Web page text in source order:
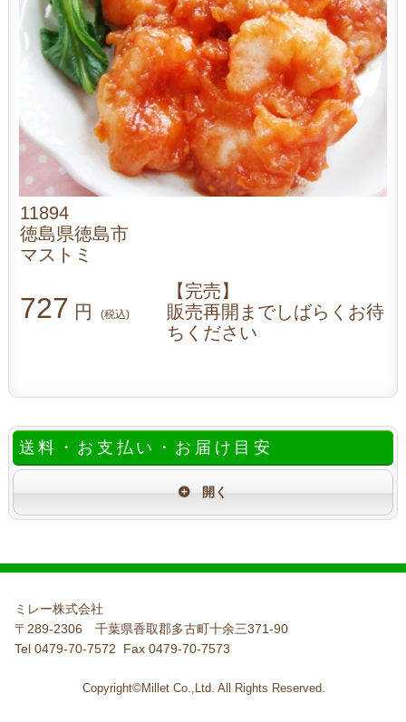
11894
徳島県徳島市
マストミ
727 円 (税込)
【完売】
販売再開までしばらくお待
ちください
送料・お支払い・お届け目安
ミレー株式会社
〒289-2306 千葉県香取郡多古町十余三371-90
Tel 0479-70-7572 Fax 0479-70-7573
Copyright©Millet Co.,Ltd. All Rights Reserved.